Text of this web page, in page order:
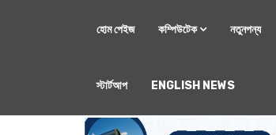
হোম পেইজ কম্পিউটেক নতুনপন্য
স্টার্টআপ ENGLISH NEWS